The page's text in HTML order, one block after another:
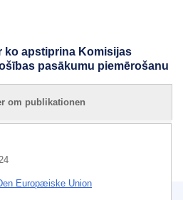
ko apstiprina Komisijas
pasākumu piemērošanu
om publikationen
Europæiske Union